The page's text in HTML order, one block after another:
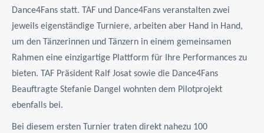
Dance4Fans statt. TAF und Dance4Fans veranstalten zwei
jeweils eigenständige Turniere, arbeiten aber Hand in Hand,
um den Tänzerinnen und Tänzern in einem gemeinsamen
Rahmen eine einzigartige Plattform für Ihre Performances zu
bieten. TAF Präsident Ralf Josat sowie die Dance4Fans
Beauftragte Stefanie Dangel wohnten dem Pilotprojekt
ebenfalls bei.
Bei diesem ersten Turnier traten direkt nahezu 100